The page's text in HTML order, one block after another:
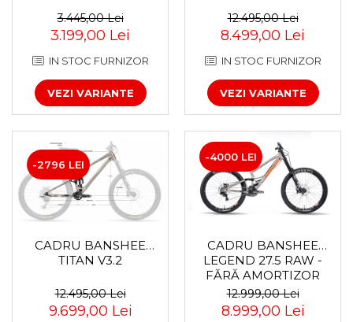
Lanțuri
Za conectare rapidă
Manete Schimbător, Frâna,
Combo
Manete combo
Piese manete
Manete schimbător
Manșoane și ghidolină
Ghidolină
Accesorii
Pinioane
3.445,00 Lei
3.199,00 Lei
IN STOC FURNIZOR
VEZI VARIANTE
12.495,00 Lei
8.499,00 Lei
IN STOC FURNIZOR
VEZI VARIANTE
-2796 LEI
CADRU BANSHEE
TITAN V3.2
12.495,00 Lei
9.699,00 Lei
-4000 LEI
CADRU BANSHEE
LEGEND 27.5 RAW -
FĂRĂ AMORTIZOR
12.999,00 Lei
8.999,00 Lei